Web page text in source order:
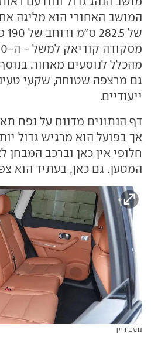
המושב האחורי הוא מליגה
מהכלל לנוסעים מאחור.
גם מרצפה שטוחה, שקעי
ייעודיים.
אך בפועל הוא מרגיש גדול
חלופי אין כאן וברכב המבחן
המטען. גם כאן, בעתיד הוא
נועם ריין